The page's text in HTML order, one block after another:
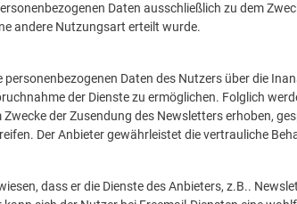
Daten ausschließlich zu dem
andere Nutzungsart erteilt wurde.
personenbezogenen Daten des Nutzers über die
der Dienste zu ermöglichen. Folglich
der Zusendung des Newsletters erhoben,
Der Anbieter gewährleistet die vertrauliche
dass er die Dienste des Anbieters, z.B..